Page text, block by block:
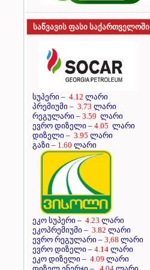
საწვავის ფასი საქართველოში
სუპერი – 4.12 ლარი
პრემიუმი – 3.73 ლარი
რეგულარი – 3.59 ლარი
ევრო დიზელი – 4.05 ლარი
დიზელი – 3.95 ლარი
გაზი – 1.60 ლარი
ეკო სუპერი – 4.23 ლარი
ეკოპრემიუმი – 3.82 ლარი
ევრო რეგულარი – 3,68 ლარი
ევრო დიზელი – 4.14 ლარი
ეკო დიზელი – 4.09 ლარი